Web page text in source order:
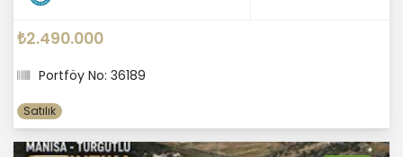
₺2.490.000
Portföy No: 36189
Satılık